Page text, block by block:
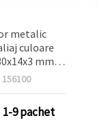
metalic
culoare
mm,
set de 2 –
156100
1-9 pachet